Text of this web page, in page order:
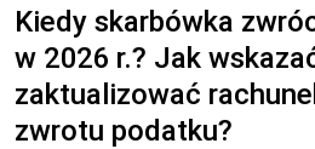
Kiedy skarbówka
w 2026 r.? Jak
zaktualizować
zwrotu podatku?